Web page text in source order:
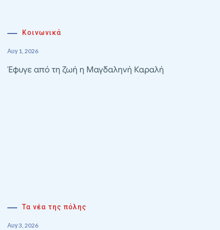
Κοινωνικά
Αυγ 1, 2026
Έφυγε από τη ζωή η Μαγδαληνή Καραλή
Τα νέα της πόλης
Αυγ 3, 2026